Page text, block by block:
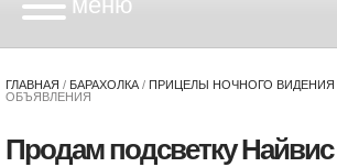
ГЛАВНАЯ / БАРАХОЛКА / ПРИЦЕЛЫ НОЧНОГО ВИДЕНИЯ
ОБЪЯВЛЕНИЯ
Продам подсветку Найвис